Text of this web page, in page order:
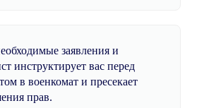
заявления и
инструктирует вас перед
в военкомат и пресекает
прав.